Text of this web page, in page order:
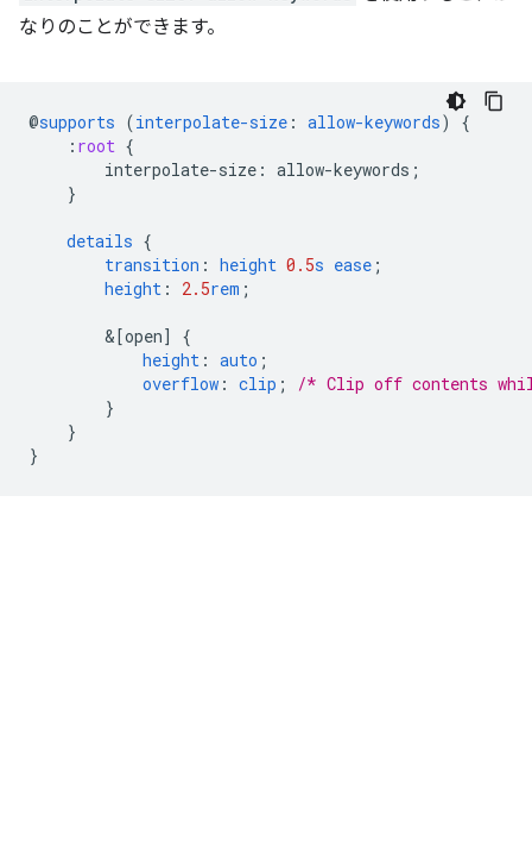
なりのことができます。
@supports (interpolate-size : allow-keywords)
{
: root {
interpolate-size : allow-keywords ;
}
details {
transition : height 0.5s ease ;
height : 2.5rem ;
&[open]
{
height : auto ;
overflow : clip ;
/* Clip off contents
}
}
}